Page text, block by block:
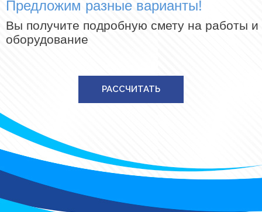
Предложим разные варианты!
Вы получите подробную смету на работы и
оборудование
РАССЧИТАТЬ